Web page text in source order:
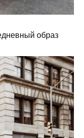
образ